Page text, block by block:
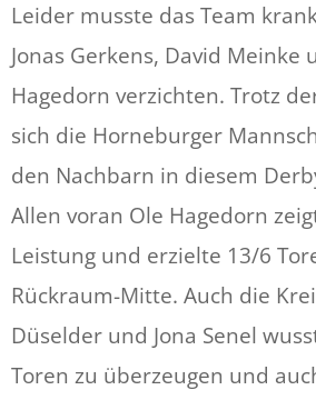
Leider musste das Team
Jonas Gerkens, David Meinke
Hagedorn verzichten. Trotz
sich die Horneburger
den Nachbarn in diesem
Allen voran Ole Hagedorn
Leistung und erzielte 13/6
Rückraum-Mitte. Auch die
Düselder und Jona Senel
Toren zu überzeugen und